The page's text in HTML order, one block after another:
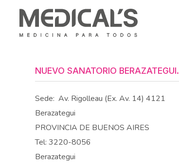
NUEVO SANATORIO BERAZATEGUI.
Sede: Av. Rigolleau (Ex. Av. 14) 4121
Berazategui
PROVINCIA DE BUENOS AIRES
Tel: 3220-8056
Berazategui